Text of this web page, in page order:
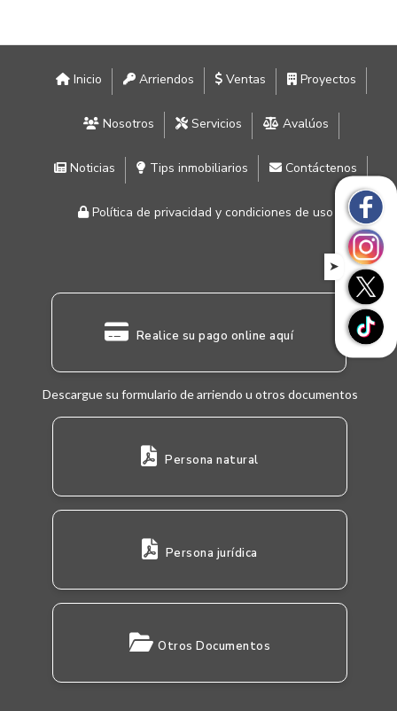
Inicio Arriendos Ventas Proyectos
Nosotros Servicios Avalúos
Noticias Tips inmobiliarios Contáctenos
Política de privacidad y condiciones de uso
Realice su pago online aquí
Descargue su formulario de arriendo u otros documentos
Persona natural
Persona jurídica
Otros Documentos
➤